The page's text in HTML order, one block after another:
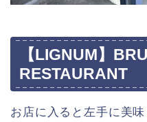
【LIGNUM】
RESTAURANT
お店に入ると左手に美